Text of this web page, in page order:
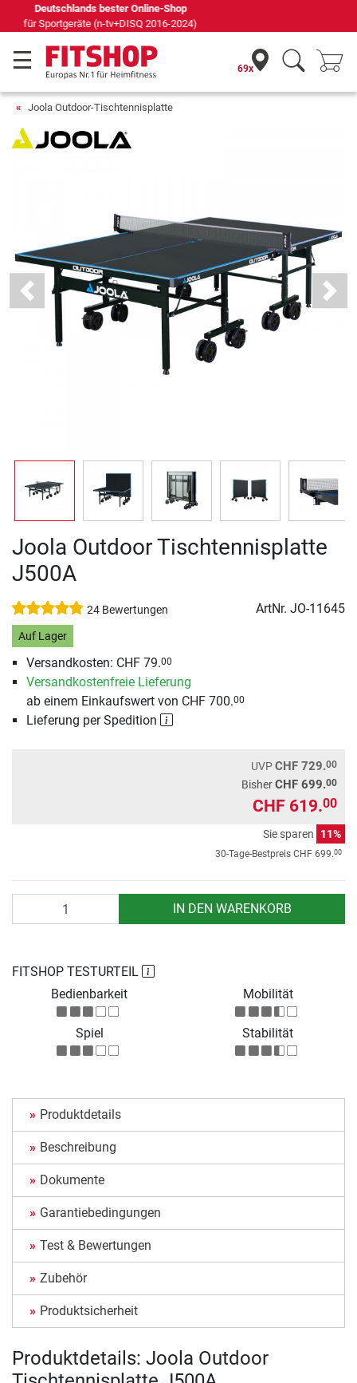
Seit 42 Jahren Ihr Experte für Heimfitness
69x
Joola Outdoor-Tischtennisplatte
Previous Next
Joola Outdoor Tischtennisplatte
J500A
24 Bewertungen ArtNr. JO-11645
Auf Lager
Versandkosten: CHF 79.00
Versandkostenfreie Lieferung
ab einem Einkaufswert von CHF 700.00
Lieferung per Spedition
UVPCHF 729.00
BisherCHF 699.00
CHF 619.00
Sie sparen 11%
30-Tage-Bestpreis CHF 699.00
IN DEN WARENKORB
FITSHOP TESTURTEIL
Bedienbarkeit
Mobilität
Spiel Stabilität
Produktdetails
Beschreibung
Dokumente
Garantiebedingungen
Test & Bewertungen
Zubehör
Produktsicherheit
Produktdetails: Joola Outdoor